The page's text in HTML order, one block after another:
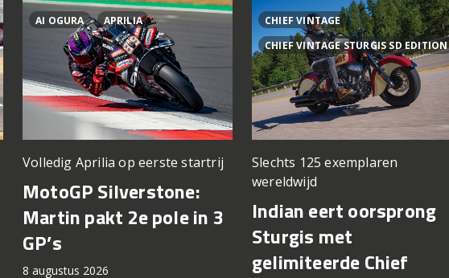
AI OGURA APRILIA
Volledig Aprilia op eerste startrij
MotoGP Silverstone:
Martin pakt 2e pole in 3
GP’s
8 augustus 2026
CHIEF VINTAGE
CHIEF VINTAGE STURGIS SD EDITION
Slechts 125 exemplaren
wereldwijd
Indian eert oorsprong
Sturgis met
gelimiteerde Chief